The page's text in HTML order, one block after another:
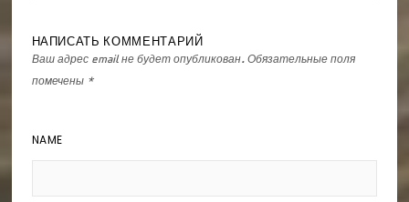
НАПИСАТЬ КОММЕНТАРИЙ
Ваш адрес email не будет опубликован. Обязательные поля
помечены *
NAME